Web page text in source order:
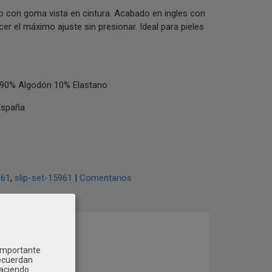
con goma vista en cintura. Acabado en ingles con
el máximo ajuste sin presionar. Ideal para pieles
Algodón 10% Elastano
slip-set-15961 | Comentarios